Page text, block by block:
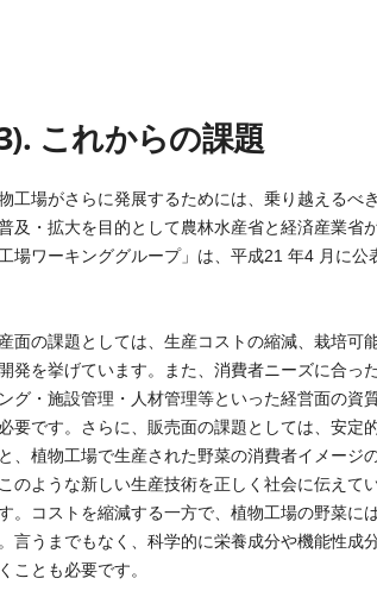
これからの課題
工場がさらに発展するためには、乗り越えるべ
及・拡大を目的として農林水産省と経済産業省
場ワーキンググループ」は、平成21 年4 月に
面の課題としては、生産コストの縮減、栽培可
発を挙げています。また、消費者ニーズに合っ
グ・施設管理・人材管理等といった経営面の資
要です。さらに、販売面の課題としては、安定
、植物工場で生産された野菜の消費者イメージ
のような新しい生産技術を正しく社会に伝えて
。コストを縮減する一方で、植物工場の野菜に
言うまでもなく、科学的に栄養成分や機能性成
ことも必要です。